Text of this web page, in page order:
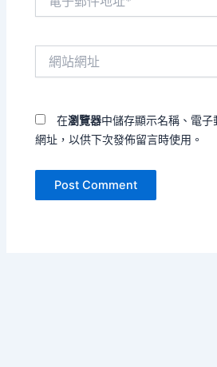
在瀏覽器中儲存顯示名稱、電
網址，以供下次發佈留言時使用。